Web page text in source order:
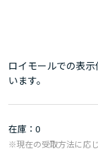
ロイモールでの表
います。
在庫 0
※現在の受取方法に応